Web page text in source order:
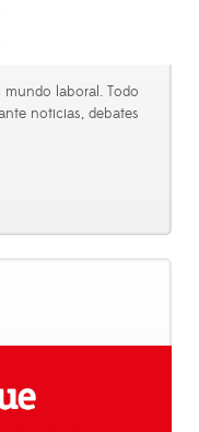
laboral. Todo
noticias, debates